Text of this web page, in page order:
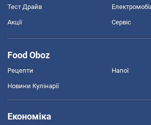
Тест Драйв
Акції Сервіс
Food Oboz
Рецепти Напої
Новини Кулінарії
Економіка